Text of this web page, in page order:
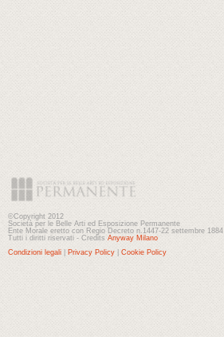
©Copyright 2012
Società per le Belle Arti ed Esposizione Permanente
Ente Morale eretto con Regio Decreto n.1447-22 settembre 1884
Tutti i diritti riservati - Credits Anyway Milano
Condizioni legali
Privacy Policy Cookie Policy